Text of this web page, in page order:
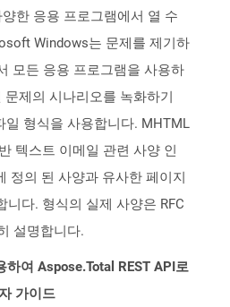
한 응용 프로그램에서 열 수
Windows는 문제를 제기하
모든 응용 프로그램을 사용하
문제의 시나리오를 녹화하기
일 형식을 사용합니다. MHTML
텍스트 이메일 관련 사양 인
정의 된 사양과 유사한 페이지
니다. 형식의 실제 사양은 RFC
설명합니다.
하여 Aspose.Total REST API로
가이드